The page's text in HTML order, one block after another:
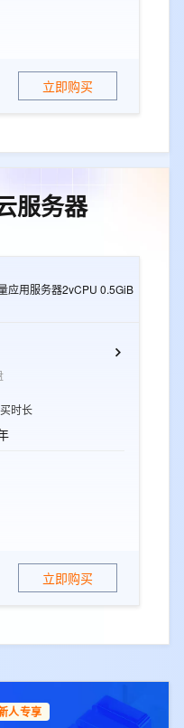
立即购买
服务器
应用服务器2vCPU 0.5GiB
时长
立即购买
人专享